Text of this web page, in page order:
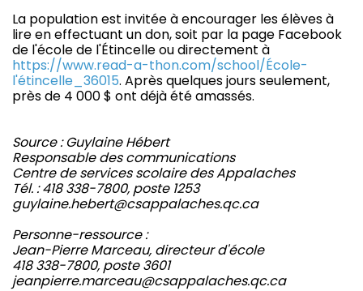
La population est invitée à encourager les élèves à
lire en effectuant un don, soit par la page Facebook
de l'école de l'Étincelle ou directement à
https://www.read-a-thon.com/school/École-
l'étincelle_36015. Après quelques jours seulement,
près de 4 000 $ ont déjà été amassés.
Source : Guylaine Hébert
Responsable des communications
Centre de services scolaire des Appalaches
Tél. : 418 338-7800, poste 1253
guylaine.hebert@csappalaches.qc.ca
Personne-ressource :
Jean-Pierre Marceau, directeur d'école
418 338-7800, poste 3601
jeanpierre.marceau@csappalaches.qc.ca